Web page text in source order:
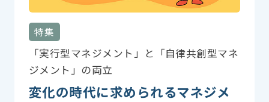
特集
「実行型マネジメント」と「自律共創型マネ
ジメント」の両立
変化の時代に求められるマネジメ